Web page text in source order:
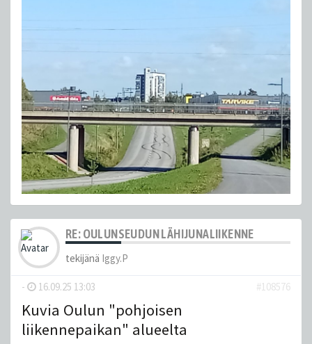
RE: OULUNSEUDUN LÄHIJUNALIIKENNE
tekijänä Iggy.P
- 16.09.25 13:03 #108576
Kuvia Oulun "pohjoisen
liikennepaikan" alueelta